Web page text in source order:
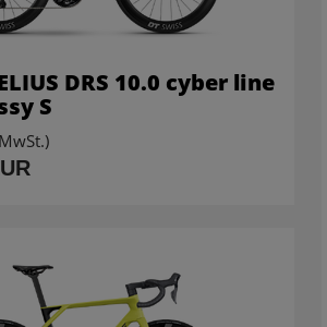
DRS 10.0 cyber line
S